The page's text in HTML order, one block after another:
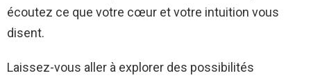
écoutez ce que votre cœur et votre intuition vous
disent.
Laissez-vous aller à explorer des possibilités